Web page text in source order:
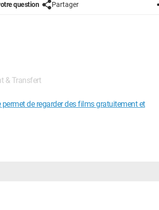
question Partager
& Transfert
de regarder des films gratuitement et